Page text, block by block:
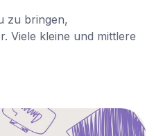
zu bringen,
Viele kleine und mittlere